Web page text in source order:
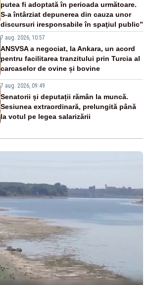
putea fi adoptată în perioada următoare.
S-a întârziat depunerea din cauza unor
discursuri iresponsabile în spaţiul public”
7 aug. 2026, 10:57
ANSVSA a negociat, la Ankara, un acord
pentru facilitarea tranzitului prin Turcia al
carcaselor de ovine și bovine
7 aug. 2026, 09:49
Senatorii și deputații rămân la muncă.
Sesiunea extraordinară, prelungită până
la votul pe legea salarizării